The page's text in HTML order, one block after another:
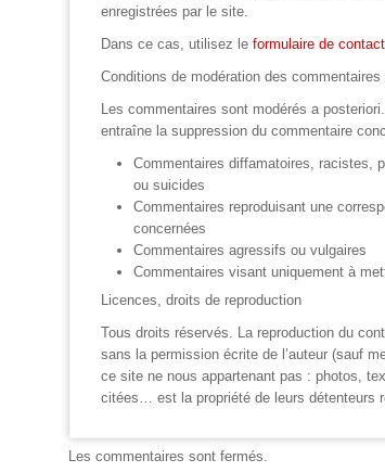
enregistrées par le site.
Dans ce cas, utilisez le formulaire de contact
Conditions de modération des commentaires
Les commentaires sont modérés a
entraîne la suppression du commentaire
Commentaires diffamatoires, racistes,
ou suicides
Commentaires reproduisant une
concernées
Commentaires agressifs ou vulgaires
Commentaires visant uniquement à
Licences, droits de reproduction
Tous droits réservés. La reproduction du
sans la permission écrite de l’auteur (sauf
ce site ne nous appartenant pas : photos,
citées… est la propriété de leurs détenteurs
Les commentaires sont fermés.